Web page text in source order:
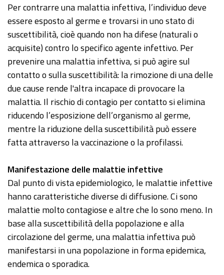
Per contrarre una malattia infettiva, l’individuo deve
essere esposto al germe e trovarsi in uno stato di
suscettibilità, cioè quando non ha difese (naturali o
acquisite) contro lo specifico agente infettivo. Per
prevenire una malattia infettiva, si può agire sul
contatto o sulla suscettibilità: la rimozione di una delle
due cause rende l'altra incapace di provocare la
malattia. Il rischio di contagio per contatto si elimina
riducendo l’esposizione dell’organismo al germe,
mentre la riduzione della suscettibilità può essere
fatta attraverso la vaccinazione o la profilassi.
Manifestazione delle malattie infettive
Dal punto di vista epidemiologico, le malattie infettive
hanno caratteristiche diverse di diffusione. Ci sono
malattie molto contagiose e altre che lo sono meno. In
base alla suscettibilità della popolazione e alla
circolazione del germe, una malattia infettiva può
manifestarsi in una popolazione in forma epidemica,
endemica o sporadica.